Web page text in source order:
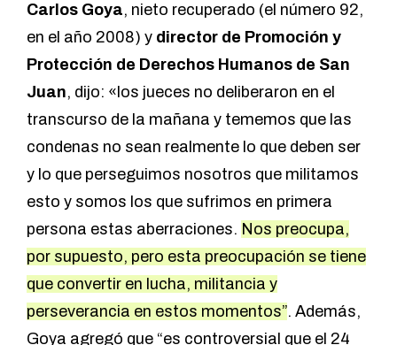
Carlos Goya, nieto recuperado (el número 92,
en el año 2008) y director de Promoción y
Protección de Derechos Humanos de San
Juan, dijo: «los jueces no deliberaron en el
transcurso de la mañana y tememos que las
condenas no sean realmente lo que deben ser
y lo que perseguimos nosotros que militamos
esto y somos los que sufrimos en primera
persona estas aberraciones. Nos preocupa,
por supuesto, pero esta preocupación se tiene
que convertir en lucha, militancia y
perseverancia en estos momentos”. Además,
Goya agregó que “es controversial que el 24